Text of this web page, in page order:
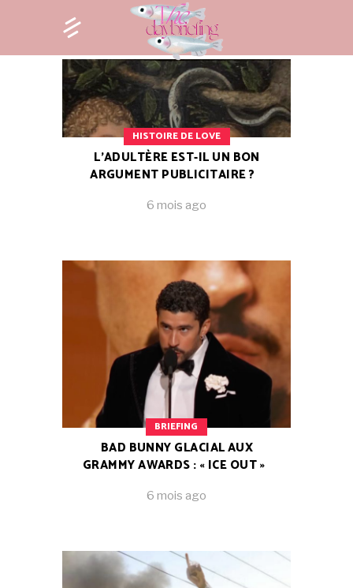
HISTOIRE DE LOVE
L’ADULTÈRE EST-IL UN BON
ARGUMENT PUBLICITAIRE ?
6 mois ago
BRIEFING
BAD BUNNY GLACIAL AUX
GRAMMY AWARDS : « ICE OUT »
6 mois ago